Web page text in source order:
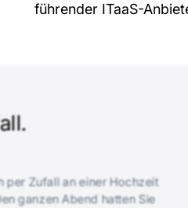
führender ITaaS-
per Zufall an einer Hochzeit
ganzen Abend hatten Sie